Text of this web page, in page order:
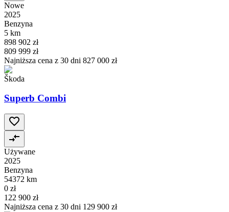
Nowe
2025
Benzyna
5 km
898 902 zł
809 999 zł
Najniższa cena z 30 dni 827 000 zł
Škoda
Superb Combi
Używane
2025
Benzyna
54372 km
0 zł
122 900 zł
Najniższa cena z 30 dni 129 900 zł